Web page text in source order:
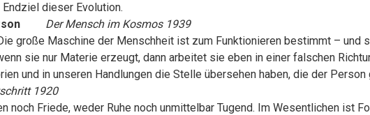
dieser Evolution.
Der Mensch im Kosmos 1939
große Maschine der Menschheit ist zum Funktionieren bestimmt – und
sie nur Materie erzeugt, dann arbeitet sie eben in einer falschen
und in unseren Handlungen die Stelle übersehen haben, die der
1920
noch Friede, weder Ruhe noch unmittelbar Tugend. Im Wesentlichen ist